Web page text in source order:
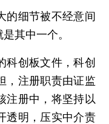
细节被不经意间
其中一个。
创板文件，科创
，注册职责由证监
注册中，将坚持以
透明，压实中介责